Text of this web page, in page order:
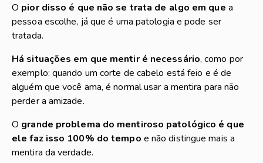
O pior disso é que não se trata de algo em que a
pessoa escolhe, já que é uma patologia e pode ser
tratada.
Há situações em que mentir é necessário, como por
exemplo: quando um corte de cabelo está feio e é de
alguém que você ama, é normal usar a mentira para não
perder a amizade.
O grande problema do mentiroso patológico é que
ele faz isso 100% do tempo e não distingue mais a
mentira da verdade.